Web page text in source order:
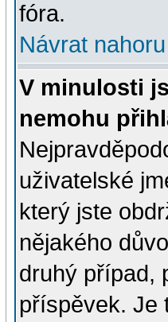
fóra.
Návrat nahoru
V minulosti
nemohu
uživatelské
který jste
nějakého
druhý případ,
příspěvek. Je